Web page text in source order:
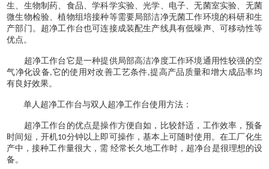
生、生物制药、食品、学科学实验、光学、电子、无菌室实验、无菌
微生物检验、植物组培接种等需要局部洁净无菌工作环境的科研和生
产部门。超净工作台也可连接成装配生产线具有低噪声、可移动性等
优点。
超净工作台它是一种提供局部高洁净度工作环境通用性较强的空
气净化设备,它的使用对改善工艺条件,提高产品质量和增大成品率均
有良好效果。
单人超净工作台与双人超净工作台使用方法：
超净工作台的优点是操作方便自如，比较舒适，工作效率，预备
时间短，开机10分钟以上即可操作，基本上可随时使用。在工厂化生
产中，接种工作量很大，需 经常长久地工作时，超净台是很理想的设
备。